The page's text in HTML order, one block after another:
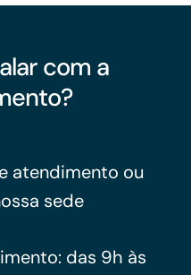
com a
atendimento ou
sede
das 9h às